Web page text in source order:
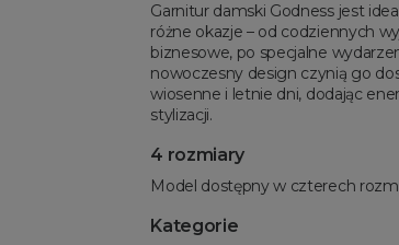
Garnitur damski Godness jest
różne okazje – od codziennych
biznesowe, po specjalne
nowoczesny design czynią go
wiosenne i letnie dni, dodając
stylizacji.
4 rozmiary
Model dostępny w czterech
Kategorie